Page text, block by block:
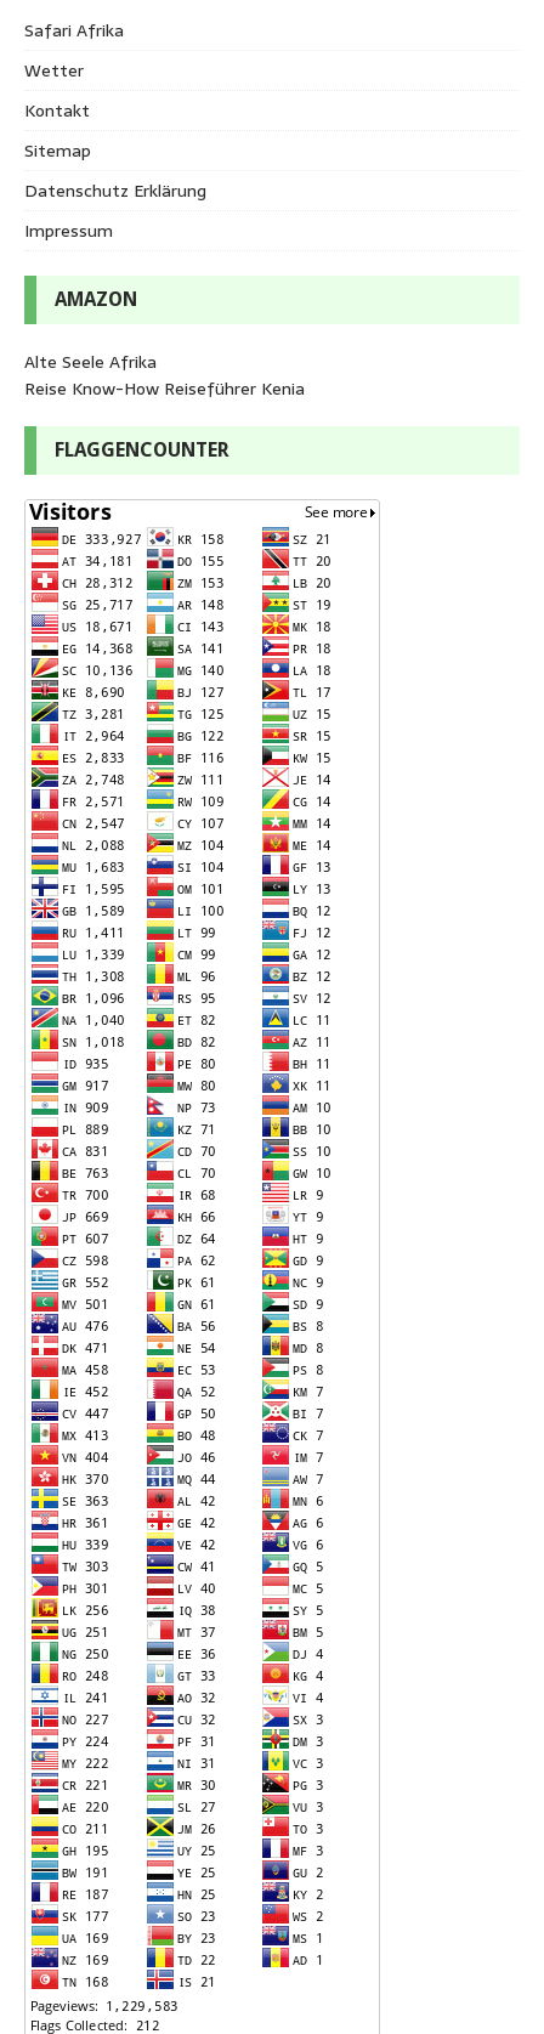
Safari Afrika
Wetter
Kontakt
Sitemap
Datenschutz Erklärung
Impressum
AMAZON
Alte Seele Afrika
Reise Know-How Reiseführer Kenia
FLAGGENCOUNTER